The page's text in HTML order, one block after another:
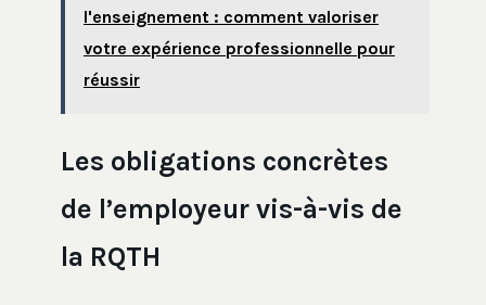
l'enseignement : comment valoriser
votre expérience professionnelle pour
réussir
Les obligations concrètes
de l’employeur vis-à-vis de
la RQTH